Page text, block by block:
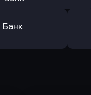
Оправить заявку